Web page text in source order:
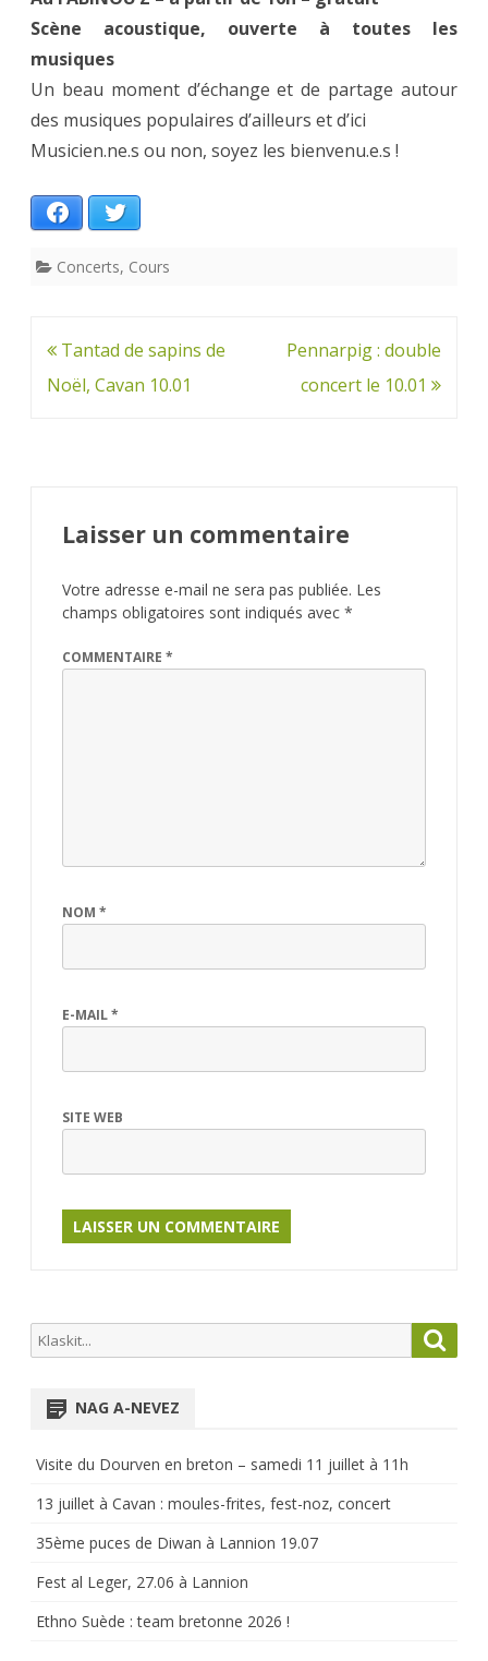
Scène acoustique, ouverte à toutes les
musiques
Un beau moment d’échange et de partage autour
des musiques populaires d’ailleurs et d’ici
Musicien.ne.s ou non, soyez les bienvenu.e.s !
Facebook
Concerts, Cours
Navigation
de
Tantad de sapins de
Noël, Cavan 10.01
Pennarpig : double
concert le 10.01
Laisser un commentaire
Votre adresse e-mail ne sera pas publiée. Les
champs obligatoires sont indiqués avec *
COMMENTAIRE *
NOM *
E-MAIL*
SITE WEB
Search
for:
NAG A-NEVEZ
Visite du Dourven en breton – samedi 11 juillet à 11h
13 juillet à Cavan : moules-frites, fest-noz, concert
35ème puces de Diwan à Lannion 19.07
Fest al Leger, 27.06 à Lannion
Ethno Suède : team bretonne 2026 !